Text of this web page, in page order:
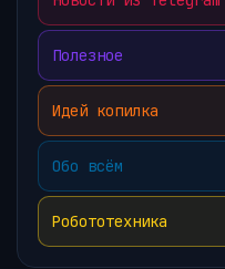
Полезное
Идей копилка
Обо всём
Робототехника